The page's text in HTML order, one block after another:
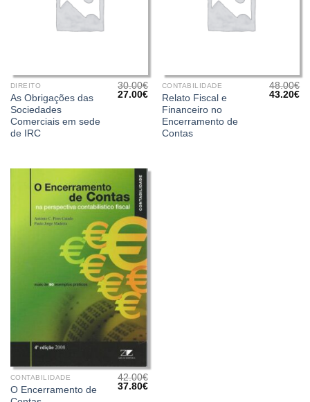
DIREITO
As Obrigações das
Sociedades
Comerciais em sede
de IRC
30.00€
O
27.00€O
preço
atual
27.00€.
CONTABILIDADE
Relato Fiscal e
Financeiro no
Encerramento de
Contas
48.00€
O
43.20€O
CONTABILIDADE
O Encerramento de
42.00€
O
37.80€O